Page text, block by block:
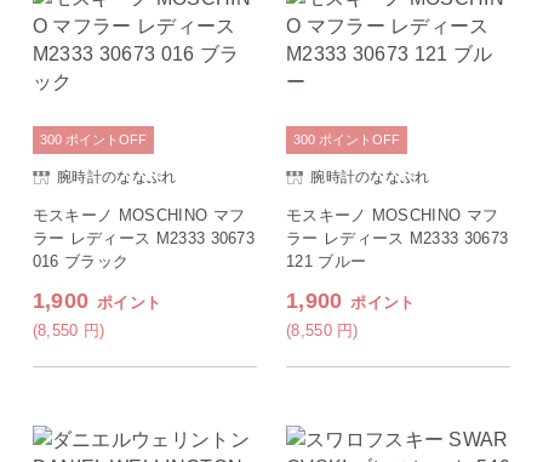
腕時計のななぷれ
モスキーノ MOSCHINO マフ
ラー レディース M2333 30673
016 ブラック
1,900 ポイント
(8,550 円)
300 ポイント OFF
腕時計のななぷれ
モスキーノ MOSCHINO マフ
ラー レディース M2333 30673
121 ブルー
1,900 ポイント
(8,550 円)
300 ポイント OFF